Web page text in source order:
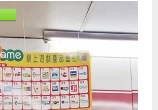
後，關某歸還了27萬元，剩餘的791,100
今年2月，關某再開出2張分別38萬
7,200元的支票還款。事主到銀行兌現
彈票rdquo;。 之後，事主已經是忍無
報案追究。 事至本月2號上午，司警傳召
調查，關某供認因周轉不靈沒有錢，故多
拖延還款。 什麼是彈票？ 意思是還未有
在其支票賬戶，即賬戶餘額不夠支付支票
失敗。 工程款拖欠是常有之事 但不要
空頭支票忽悠別人 就是在斷了自己的
，店家也把食物的售價壓了下來，沒有
中的日式料理那么貴，店鋪位置顯著，
（公交站）。 接下來，我們來看看今天
喱吉列蝦飯和吉列生蠔。 打開後，就能
粉、雞蛋、面包糠，放入中溫滾油中炸
幹油上碟的吉列蝦和吉列生蠔。 吉列蝦搭
的日式咖喱，吉列生蠔搭配的是傳統的沙
日式咖喱吉列蝦飯和吉列生蠔你絕對不想
要嘗試這款美食，可以通過憶條街搜索木
下單去店自取。 想要嘗試的朋友 可以